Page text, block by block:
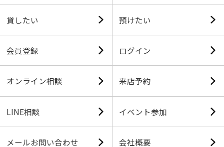
貸したい 預けたい
会員登録 ログイン
オンライン相談 来店予約
LINE相談 イベント参加
メールお問い合わせ 会社概要